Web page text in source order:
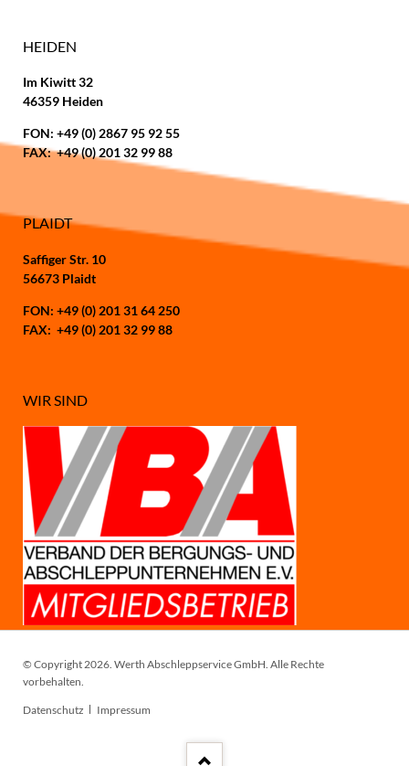
HEIDEN
Im Kiwitt 32
46359 Heiden
FON: +49 (0) 2867 95 92 55
FAX: +49 (0) 201 32 99 88
PLAIDT
Saffiger Str. 10
56673 Plaidt
FON: +49 (0) 201 31 64 250
FAX: +49 (0) 201 32 99 88
WIR SIND
© Copyright 2026. Werth Abschleppservice GmbH. Alle Rechte
vorbehalten.
Navigation
Datenschutz Impressum